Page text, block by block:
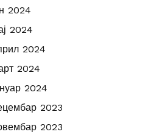
2024
2024
2024
2024
2024
2023
2023